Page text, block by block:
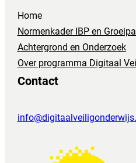
Home
Normenkader IBP en
Achtergrond en Onderzoek
Over programma Digitaal
Contact